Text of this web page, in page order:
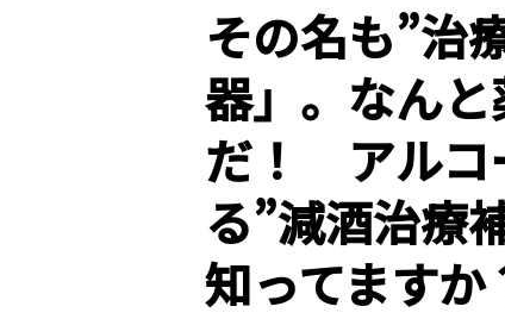
その名も”治
器」。なん
だ！ アルコ
る”減酒治療
知ってますか